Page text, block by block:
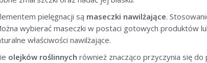
pielęgnacji są maseczki nawilżające.
wybierać maseczki w postaci gotowych produktów
właściwości nawilżające.
olejków roślinnych również znacząco przyczynia się